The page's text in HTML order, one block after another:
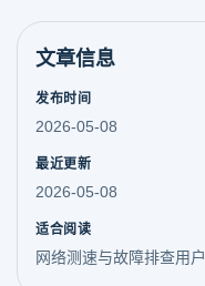
文章信息
发布时间
2026-05-08
最近更新
2026-05-08
适合阅读
网络测速与故障排查用户